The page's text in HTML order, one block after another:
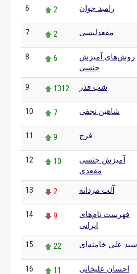
6 2 رامبد جوان
7 2 مقعدلیسی
8 6
روش‌های آمیزش
جنسی
9 1312 شب قدر
10 7 شاهین نجفی
11 9 فرج
12 10
آمیزش جنسی
مقعدی
13 2 آلت مردانه
14 9
فهرست نام‌های
ایرانی
15 22 سید علی خامنه‌ای
16 11 احسان علیخانی